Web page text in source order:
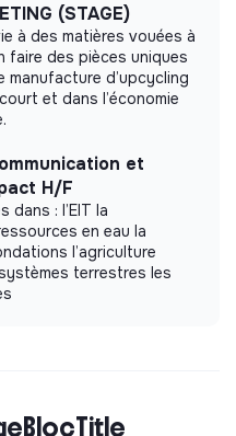
(STAGE)
à des matières vouées à
faire des pièces uniques
manufacture d’upcycling
et dans l’économie
et
H/F
dans : l’EIT la
en eau la
l’agriculture
terrestres les